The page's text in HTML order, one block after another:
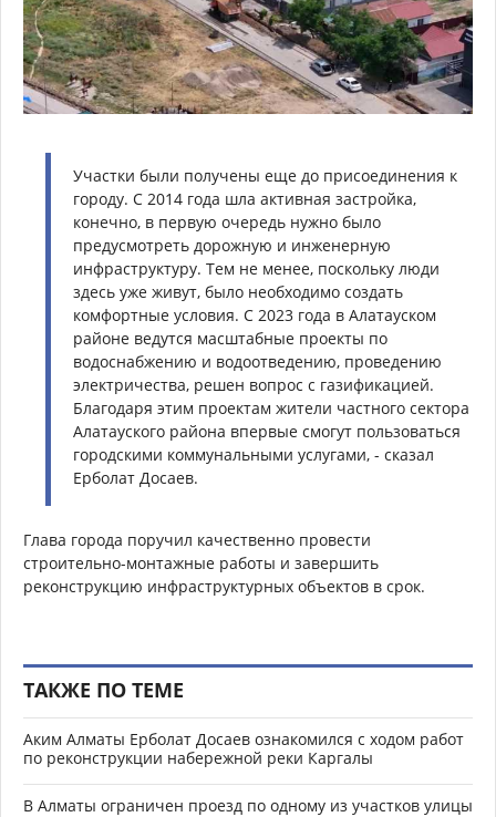
Участки были получены еще до присоединения к
городу. С 2014 года шла активная застройка,
конечно, в первую очередь нужно было
предусмотреть дорожную и инженерную
инфраструктуру. Тем не менее, поскольку люди
здесь уже живут, было необходимо создать
комфортные условия. С 2023 года в Алатауском
районе ведутся масштабные проекты по
водоснабжению и водоотведению, проведению
электричества, решен вопрос с газификацией.
Благодаря этим проектам жители частного сектора
Алатауского района впервые смогут пользоваться
городскими коммунальными услугами, - сказал
Ерболат Досаев.
Глава города поручил качественно провести
строительно-монтажные работы и завершить
реконструкцию инфраструктурных объектов в срок.
ТАКЖЕ ПО ТЕМЕ
Аким Алматы Ерболат Досаев ознакомился с ходом работ
по реконструкции набережной реки Каргалы
В Алматы ограничен проезд по одному из участков улицы